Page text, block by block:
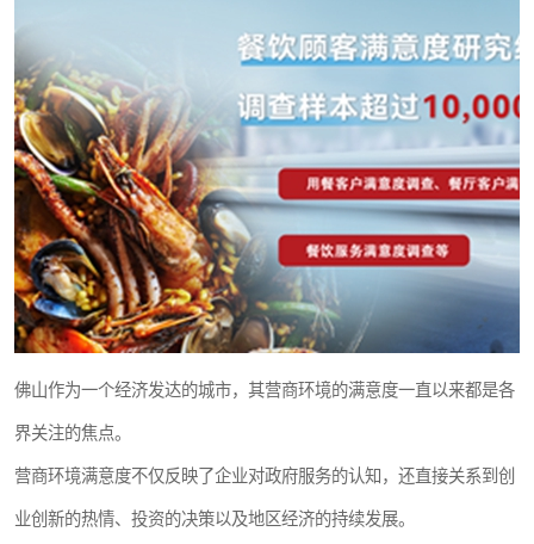
佛山作为一个经济发达的城市，其营商环境的满意度一直以来都是各
界关注的焦点。
营商环境满意度不仅反映了企业对政府服务的认知，还直接关系到创
业创新的热情、投资的决策以及地区经济的持续发展。